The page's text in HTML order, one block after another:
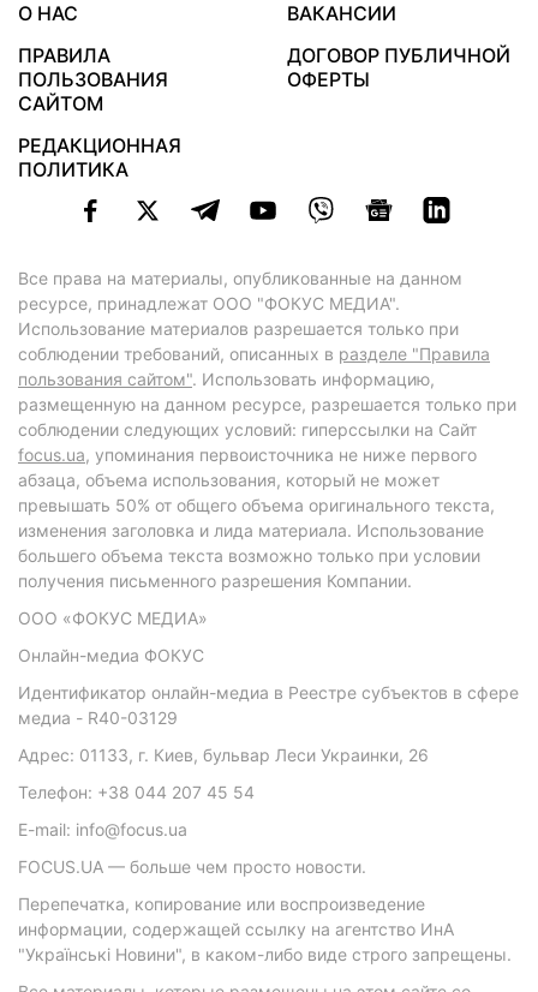
О НАС
ВАКАНСИИ
ПРАВИЛА
ПОЛЬЗОВАНИЯ
САЙТОМ
ДОГОВОР ПУБЛИЧНОЙ
ОФЕРТЫ
РЕДАКЦИОННАЯ
ПОЛИТИКА
Все права на материалы, опубликованные на данном
ресурсе, принадлежат ООО "ФОКУС МЕДИА".
Использование материалов разрешается только при
соблюдении требований, описанных в разделе "Правила
пользования сайтом". Использовать информацию,
размещенную на данном ресурсе, разрешается только при
соблюдении следующих условий: гиперссылки на Сайт
focus.ua, упоминания первоисточника не ниже первого
абзаца, объема использования, который не может
превышать 50% от общего объема оригинального текста,
изменения заголовка и лида материала. Использование
большего объема текста возможно только при условии
получения письменного разрешения Компании.
ООО «ФОКУС МЕДИА»
Онлайн-медиа ФОКУС
Идентификатор онлайн-медиа в Реестре субъектов в сфере
медиа - R40-03129
Адрес: 01133, г. Киев, бульвар Леси Украинки, 26
Телефон: +38 044 207 45 54
E-mail: info@focus.ua
FOCUS.UA — больше чем просто новости.
Перепечатка, копирование или воспроизведение
информации, содержащей ссылку на агентство ИнА
"Українські Новини", в каком-либо виде строго запрещены.